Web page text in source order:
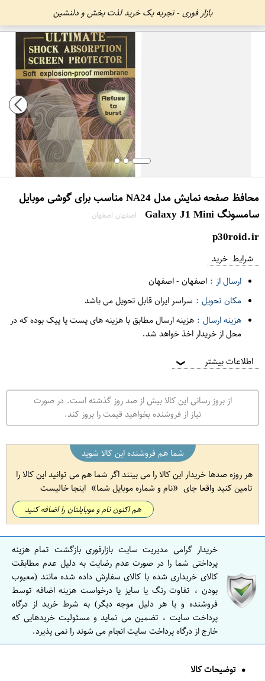
بازار فوری - تجربه یک خرید لذت بخش و دلنشین
محافظ صفحه نمایش مدل NA24 مناسب برای گوشی موبایل
سامسونگ Galaxy J1 Mini
اصفهان اصفهان
p30roid.ir
شرایط خرید
ارسال از : اصفهان-اصفهان
مکان تحویل : سراسر ایران قابل تحویل می باشد
هزینه ارسال : هزینه ارسال مطابق با هزینه های پست یا پیک بوده که در
محل از خریدار اخذ خواهد شد.
اطلاعات بیشتر ❯
از بروز رسانی این کالا بیش از صد روز گذشته است. در صورت
نیاز از فروشنده بخواهید قیمت را بروز کند.
شما هم فروشنده این کالا شوید
هر روزه صدها خریدار این کالا را می بینند اگر شما هم می توانید این کالا را
تامین کنید واقعا جای
نام و شماره موبایل شما اینجا خالیست
هم اکنون نام و موبایلتان را اضافه کنید
خریدار گرامی مدیریت سایت بازارفوری بازگشت تمام هزینه
پرداختی شما را در صورت عدم رضایت به دلیل عدم مطابقت
کالای خریداری شده با کالای سفارش داده شده مانند (معیوب
بودن ، تفاوت رنگ یا سایز یا درخواست هزینه اضافه توسط
فروشنده و یا هر دلیل موجه دیگر) به شرط خرید از درگاه
پرداخت سایت ، تضمین می نماید و مسئولیت خریدهایی که
خارج از درگاه پرداخت سایت انجام می شوند را نمی پذیرد.
توضیحات کالا